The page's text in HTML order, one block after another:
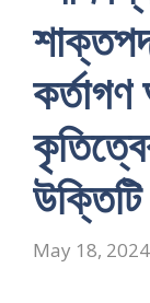
May 18, 2024